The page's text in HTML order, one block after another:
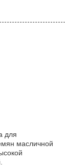
для
масличной